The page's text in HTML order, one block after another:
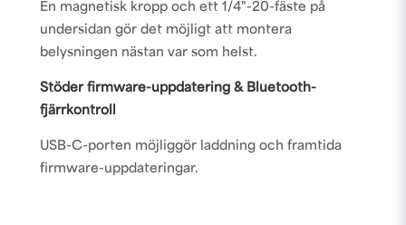
En magnetisk kropp och ett 1/4"-20-fäste på
undersidan gör det möjligt att montera
belysningen nästan var som helst.
Stöder firmware-uppdatering & Bluetooth-
fjärrkontroll
USB-C-porten möjliggör laddning och framtida
firmware-uppdateringar.